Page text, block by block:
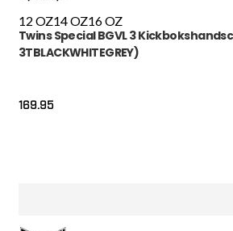
12 OZ14 OZ16 OZ
Twins Special BGVL 3
3TBLACKWHITEGREY)
169.95